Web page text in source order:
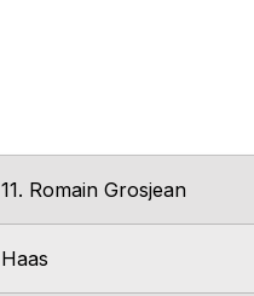
11. Romain Grosjean
Haas